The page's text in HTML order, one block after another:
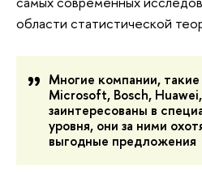
области статистической
Многие компании,
Microsoft, Bosch,
заинтересованы в
уровня, они за ними
выгодные предложения